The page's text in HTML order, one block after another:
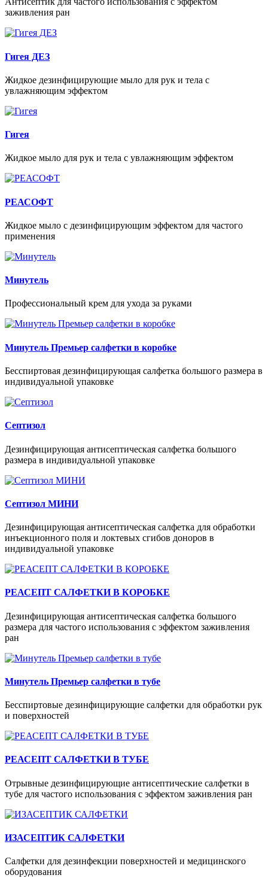
заживления ран
Гигея ДЕЗ
Жидкое дезинфицирующие мыло для рук и тела с
увлажняющим эффектом
Гигея
Жидкое мыло для рук и тела с увлажняющим эффектом
РЕАСОФТ
Жидкое мыло с дезинфицирующим эффектом для частого
применения
Минутель
Профессиональный крем для ухода за руками
Минутель Премьер салфетки в коробке
Бесспиртовая дезинфицирующая салфетка большого размера в
индивидуальной упаковке
Септизол
Дезинфицирующая антисептическая салфетка большого
размера в индивидуальной упаковке
Септизол МИНИ
Дезинфицирующая антисептическая салфетка для обработки
инъекционного поля и локтевых сгибов доноров в
индивидуальной упаковке
РЕАСЕПТ САЛФЕТКИ В КОРОБКЕ
Дезинфицирующая антисептическая салфетка большого
размера для частого использования с эффектом заживления
ран
Минутель Премьер салфетки в тубе
Бесспиртовые дезинфицирующие салфетки для обработки рук
и поверхностей
РЕАСЕПТ САЛФЕТКИ В ТУБЕ
Отрывные дезинфицирующие антисептические салфетки в
тубе для частого использования с эффектом заживления ран
ИЗАСЕПТИК САЛФЕТКИ
Салфетки для дезинфекции поверхностей и медицинского
оборудования